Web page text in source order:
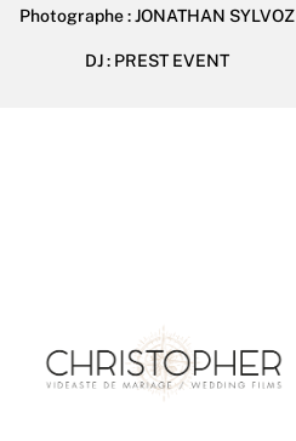
Photographe :JONATHAN SYLVOZ
DJ : PREST EVENT